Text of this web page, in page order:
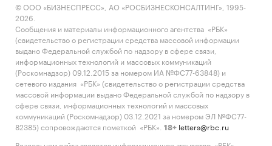
© ООО «БИЗНЕСПРЕСС», АО «РОСБИЗНЕСКОНСАЛТИНГ», 1995-
2026.
Сообщения и материалы информационного агентства «РБК»
(свидетельство о регистрации средства массовой информации
выдано Федеральной службой по надзору в сфере связи,
информационных технологий и массовых коммуникаций
(Роскомнадзор) 09.12.2015 за номером ИА №ФС77-63848) и
сетевого издания «РБК» (свидетельство о регистрации средства
массовой информации выдано Федеральной службой по надзору в
сфере связи, информационных технологий и массовых
коммуникаций (Роскомнадзор) 03.12.2021 за номером ЭЛ №ФС77-
82385) сопровождаются пометкой «РБК».
18+ letters@rbc.ru